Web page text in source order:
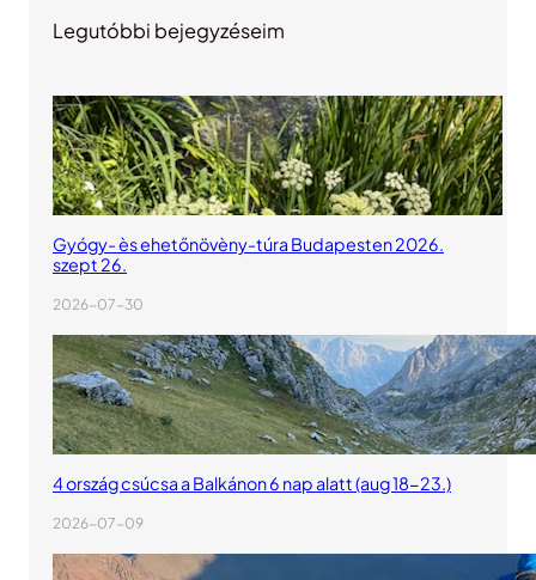
Legutóbbi bejegyzéseim
Gyógy- ès ehetőnövèny-túra Budapesten 2026.
szept 26.
2026-07-30
4 ország csúcsa a Balkánon 6 nap alatt (aug 18-23.)
2026-07-09